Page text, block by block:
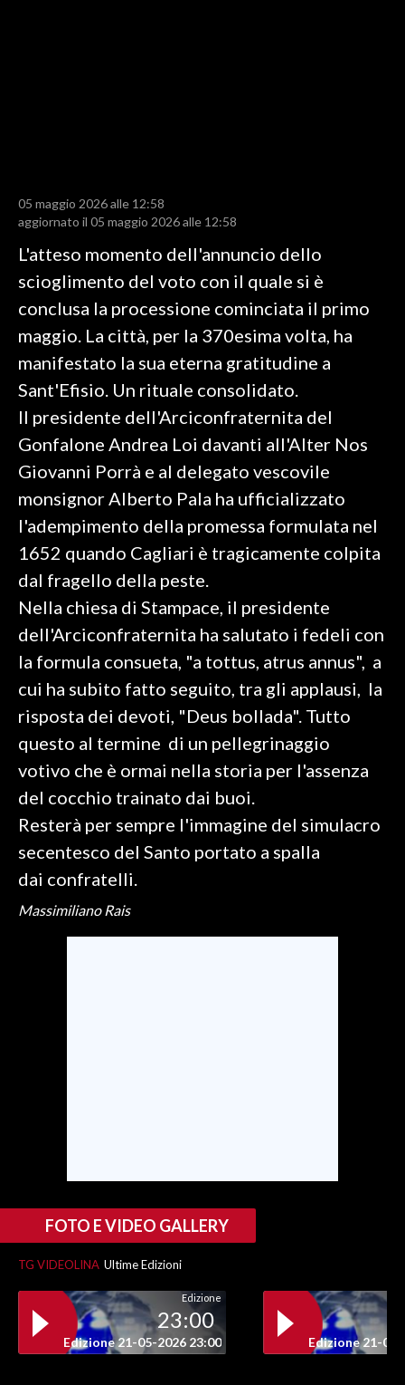
VOLLEY
MOTORI
TENNIS
ALTRI SPORT
CULTURA
SPETTACOLI
GOSSIP
SARDEGNA TURISMO
SARDI NEL MONDO
NOTIZIE
EVENTI
#CARAUNIONE
3 MINUTI CON
INFO AZIENDE
ABBONATI
ANNUNCI
NECROLOGI
PUBBLICITÀ
SPIAGGE
05 maggio 2026 alle 12:58
aggiornato il 05 maggio 2026 alle 12:58
L'atteso momento dell'annuncio dello
scioglimento del voto con il quale si è
conclusa la processione cominciata il primo
maggio. La città, per la 370esima volta, ha
manifestato la sua eterna gratitudine a
Sant'Efisio. Un rituale consolidato.
Il presidente dell'Arciconfraternita del
Gonfalone Andrea Loi davanti all'Alter Nos
Giovanni Porrà e al delegato vescovile
monsignor Alberto Pala ha ufficializzato
l'adempimento della promessa formulata nel
1652 quando Cagliari è tragicamente colpita
dal fragello della peste.
Nella chiesa di Stampace, il presidente
dell'Arciconfraternita ha salutato i fedeli con
la formula consueta, "a tottus, atrus annus", a
cui ha subito fatto seguito, tra gli applausi, la
risposta dei devoti, "Deus bollada". Tutto
questo al termine di un pellegrinaggio
votivo che è ormai nella storia per l'assenza
del cocchio trainato dai buoi.
Resterà per sempre l'immagine del simulacro
secentesco del Santo portato a spalla
dai confratelli.
Massimiliano Rais
FOTO E VIDEO GALLERY
TG VIDEOLINA Ultime Edizioni
Edizione
23:00
Edizione 21-05-2026 23:00 Edizione 21-05-